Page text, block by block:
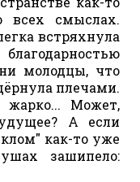
всех смыслах.
встряхнула
молодцы, что
плечами.
жарко... Может,
А если
как-то уже
зашипело: